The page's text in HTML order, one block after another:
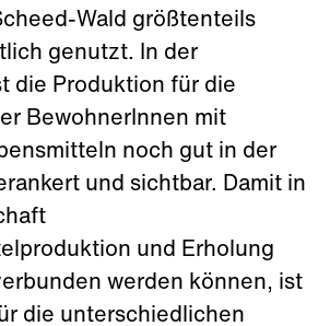
Wald größtenteils
genutzt. In der
die Produktion für die
BewohnerInnen mit
noch gut in der
und sichtbar. Damit in
und Erholung
werden können, ist
die unterschiedlichen